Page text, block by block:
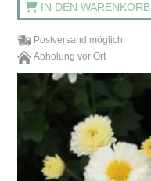
IN DEN WARENKORB
Postversand möglich
Abholung vor Ort